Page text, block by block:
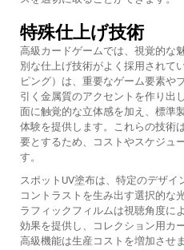
特殊仕上げ技術
高級カードゲームでは、視覚的な
別な仕上げ技術がよく採用されて
ピング）は、重要なゲーム要素や
引く金属質のアクセントを作り出
面に触覚的な立体感を加え、標準
体験を提供します。これらの技術
要とするため、コストやスケジュ
す。
スポットUV塗布は、特定のデザ
コントラストを生み出す選択的な
ラフィックフィルムは視聴角度に
効果を提供し、コレクション用カ
高級機能は生産コストを増加させ